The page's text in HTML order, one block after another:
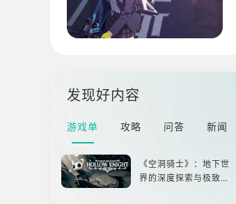
发现好内容
游戏单 攻略 问答 新闻
《空洞骑士》：地下世
界的深度探索与极致冒